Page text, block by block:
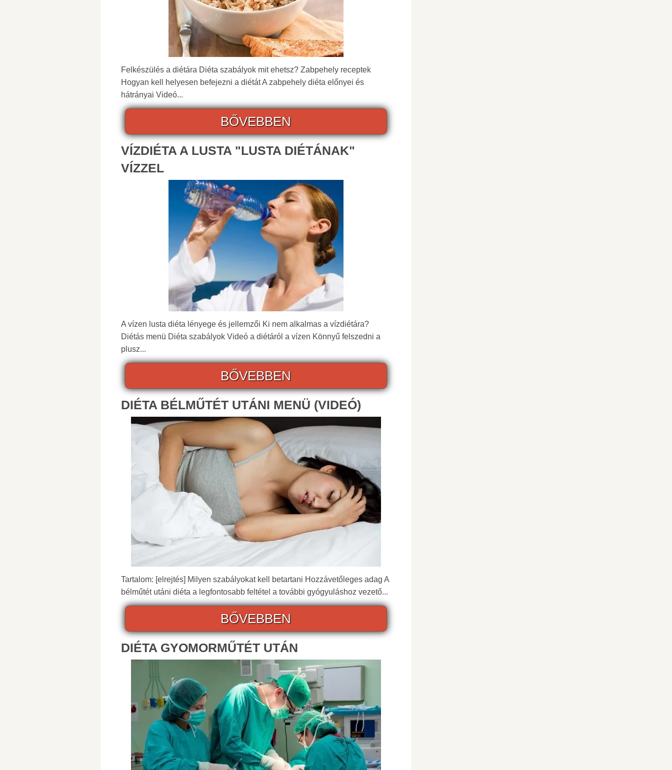
Felkészülés a diétára Diéta szabályok mit ehetsz? Zabpehely receptek
Hogyan kell helyesen befejezni a diétát A zabpehely diéta előnyei és
hátrányai Videó...
BŐVEBBEN
VÍZDIÉTA A LUSTA "LUSTA DIÉTÁNAK"
VÍZZEL
A vízen lusta diéta lényege és jellemzői Ki nem alkalmas a vízdiétára?
Diétás menü Diéta szabályok Videó a diétáról a vízen Könnyű felszedni a
plusz...
BŐVEBBEN
DIÉTA BÉLMŰTÉT UTÁNI MENÜ (VIDEÓ)
Tartalom: [elrejtés] Milyen szabályokat kell betartani Hozzávetőleges adag A
bélműtét utáni diéta a legfontosabb feltétel a további gyógyuláshoz vezető...
BŐVEBBEN
DIÉTA GYOMORMŰTÉT UTÁN